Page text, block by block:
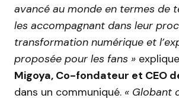
avancé au monde en termes de
les accompagnant dans leur
transformation numérique et
proposée pour les fans » explique
Migoya, Co-fondateur et CEO
dans un communiqué. « Globant